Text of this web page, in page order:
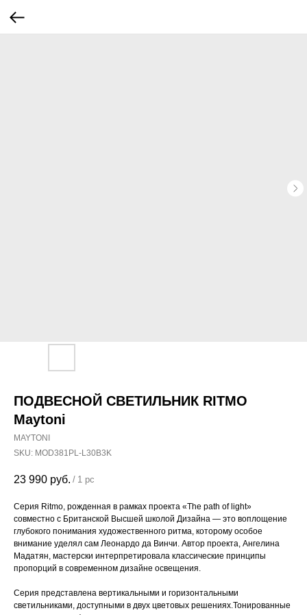
ПОДВЕСНОЙ СВЕТИЛЬНИК RITMO
Maytoni
MAYTONI
SKU: MOD381PL-L30B3K
23 990 руб. / 1 pc
Серия Ritmo, рожденная в рамках проекта «The path of light»
совместно с Британской Высшей школой Дизайна — это воплощение
глубокого понимания художественного ритма, которому особое
внимание уделял сам Леонардо да Винчи. Автор проекта, Ангелина
Мадатян, мастерски интерпретировала классические принципы
пропорций в современном дизайне освещения.
Серия представлена вертикальными и горизонтальными
светильниками, доступными в двух цветовых решениях.Тонированные